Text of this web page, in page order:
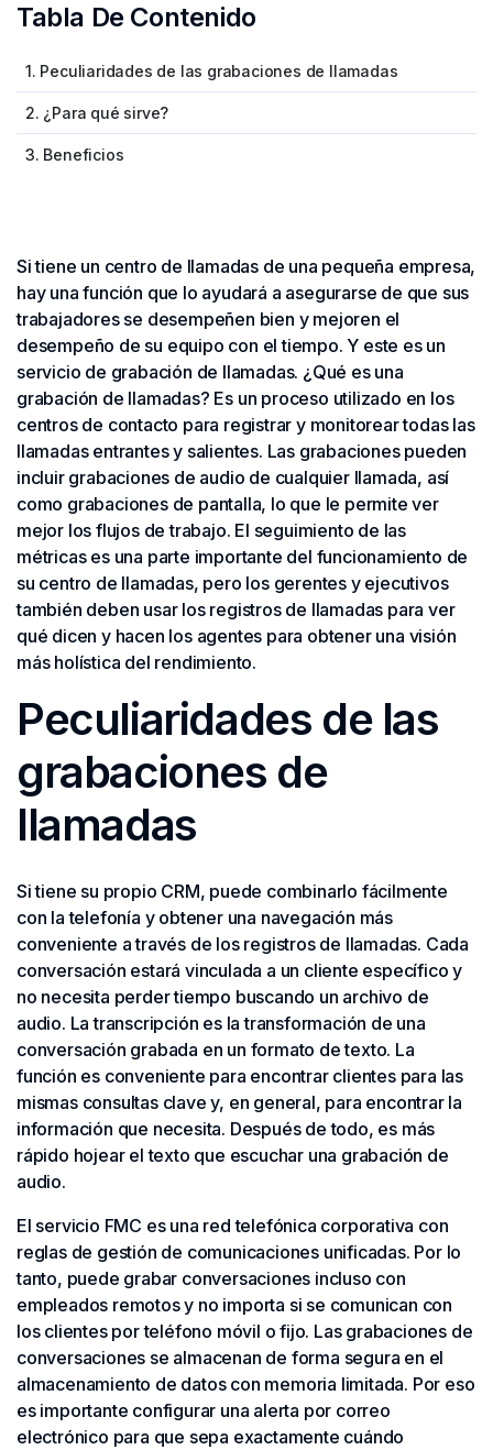
Tabla De Contenido
1. Peculiaridades de las grabaciones de llamadas
2. ¿Para qué sirve?
3. Beneficios
Si tiene un centro de llamadas de una pequeña empresa,
hay una función que lo ayudará a asegurarse de que sus
trabajadores se desempeñen bien y mejoren el
desempeño de su equipo con el tiempo. Y este es un
servicio de grabación de llamadas. ¿Qué es una
grabación de llamadas? Es un proceso utilizado en los
centros de contacto para registrar y monitorear todas las
llamadas entrantes y salientes. Las grabaciones pueden
incluir grabaciones de audio de cualquier llamada, así
como grabaciones de pantalla, lo que le permite ver
mejor los flujos de trabajo. El seguimiento de las
métricas es una parte importante del funcionamiento de
su centro de llamadas, pero los gerentes y ejecutivos
también deben usar los registros de llamadas para ver
qué dicen y hacen los agentes para obtener una visión
más holística del rendimiento.
Peculiaridades de las
grabaciones de
llamadas
Si tiene su propio CRM, puede combinarlo fácilmente
con la telefonía y obtener una navegación más
conveniente a través de los registros de llamadas. Cada
conversación estará vinculada a un cliente específico y
no necesita perder tiempo buscando un archivo de
audio. La transcripción es la transformación de una
conversación grabada en un formato de texto. La
función es conveniente para encontrar clientes para las
mismas consultas clave y, en general, para encontrar la
información que necesita. Después de todo, es más
rápido hojear el texto que escuchar una grabación de
audio.
El servicio FMC es una red telefónica corporativa con
reglas de gestión de comunicaciones unificadas. Por lo
tanto, puede grabar conversaciones incluso con
empleados remotos y no importa si se comunican con
los clientes por teléfono móvil o fijo. Las grabaciones de
conversaciones se almacenan de forma segura en el
almacenamiento de datos con memoria limitada. Por eso
es importante configurar una alerta por correo
electrónico para que sepa exactamente cuándo